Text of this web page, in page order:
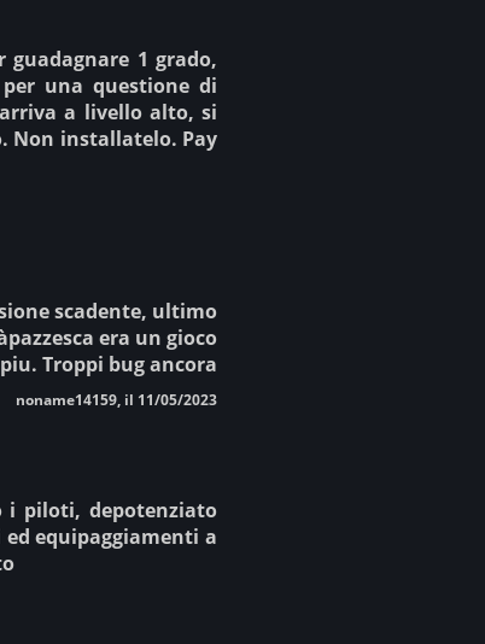
1 grado,
una questione di
a livello alto, si
Non installatelo. Pay
scadente, ultimo
era un gioco
Troppi bug ancora
noname14159, il 11/05/2023
i piloti, depotenziato
equipaggiamenti a